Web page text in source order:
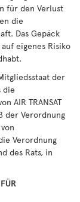
für den Verlust
die
Das Gepäck
eigenes Risiko
der
die
AIR TRANSAT
der Verordnung
Verordnung
des Rats, in